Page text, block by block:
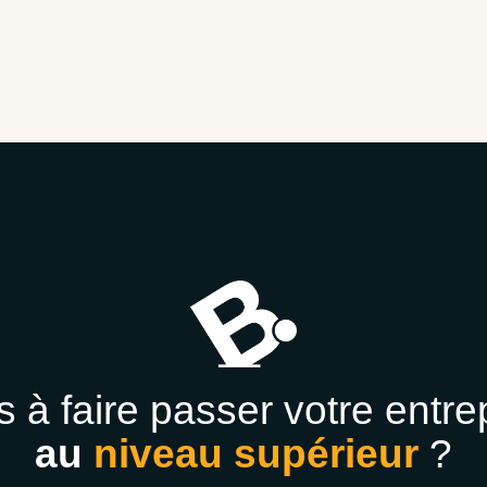
à faire passer votre
au niveau supérieur ?